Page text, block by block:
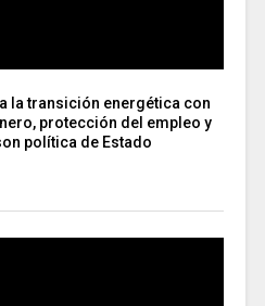
la transición energética con
protección del empleo y
política de Estado